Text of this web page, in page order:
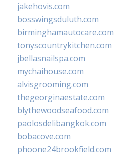
jakehovis.com
bosswingsduluth.com
birminghamautocare.com
tonyscountrykitchen.com
jbellasnailspa.com
mychaihouse.com
alvisgrooming.com
thegeorginaestate.com
blythewoodseafood.com
paolosdelibangkok.com
bobacove.com
phoone24brookfield.com